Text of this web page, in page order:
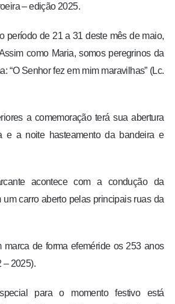
– edição 2025.
período de 21 a 31 deste mês de maio,
como Maria, somos peregrinos da
“O Senhor fez em mim maravilhas” (Lc.
a comemoração terá sua abertura
e a noite hasteamento da bandeira e
acontece com a condução da
um carro aberto pelas principais ruas da
marca de forma efeméride os 253 anos
– 2025).
para o momento festivo está